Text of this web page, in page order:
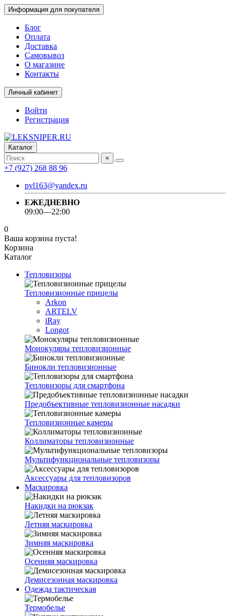
Информация для покупателя
Блог
Оплата
Доставка
Самовывоз
О магазине
Контакты
Личный кабинет
Войти
Регистрация
Каталог
×
+7 (927) 268 88 96
pvl163@yandex.ru
ЕЖЕДНЕВНО
09:00—22:00
0
Ваша корзина пуста!
Корзина
Каталог
Тепловизоры
Тепловизионные прицелы
Arkon
ARTELV
iRay
Longot
Монокуляры тепловизионные
Бинокли тепловизионные
Тепловизоры для смартфона
Предобъективные тепловизионные насадки
Тепловизионные камеры
Коллиматоры тепловизионные
Мультифункциональные тепловизоры
Аксессуары для тепловизоров
Маскировка
Накидки на рюкзак
Летняя маскировка
Зимняя маскировка
Осенняя маскировка
Демисезонная маскировка
Одежда тактическая
Термобелье